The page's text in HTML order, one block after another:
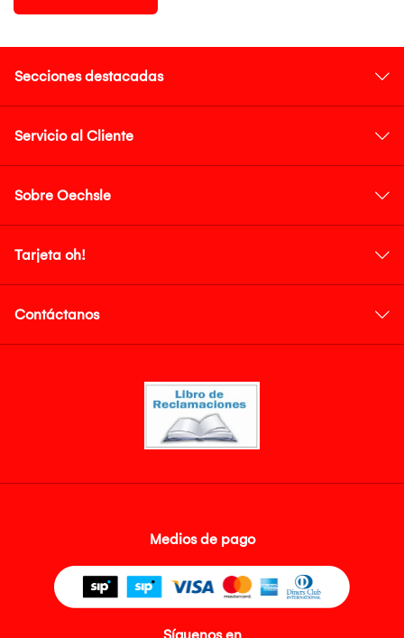
Secciones destacadas
Servicio al Cliente
Sobre Oechsle
Tarjeta oh!
Contáctanos
Medios de pago
Síguenos en